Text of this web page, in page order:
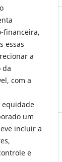
financeira,
essas
a
da
com a
equidade
um
incluir a
e